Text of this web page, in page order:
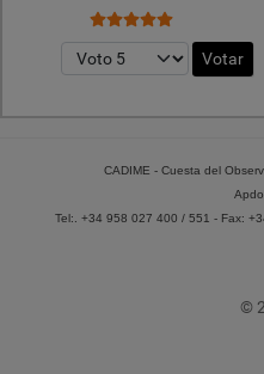
Ratio:5/5
Por favor, vote
CADIME - Cuesta del
Tel:. +34 958 027 400 / 551 - Fax:
©